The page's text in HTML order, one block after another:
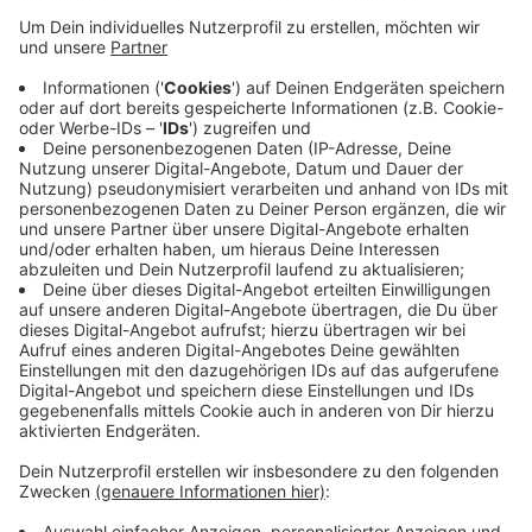
Im Moment melden sich bei Ihnen zahlreiche
verunsicherte Menschen, die Post von einer Firma
namens Pro Collect bekommen haben. Sie fordert
über 270 Euro für ein angeblich abgeschlossenes
Gewinnspiel-Abo ein. Die Empfänger sollen ihre
Kontodaten für eine Einzugsermächtigung angeben.
Das Unternehmen droht mit Zwangsvollstreckung,
Pfändung oder einem Schufa-Eintrag, sollten die
Betroffenen nicht zahlen. Lassen Sie sich auf nichts
ein! Ignorieren Sie das Schreiben! Sollten Sie schon
Daten weitergegeben haben, erstatten sie Anzeige bei
der Polizei.
Anzeige